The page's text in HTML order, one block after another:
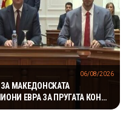
МАКЕДОНСКАТА
ЕВРА ЗА ПРУГАТА КОН
06/08/2026